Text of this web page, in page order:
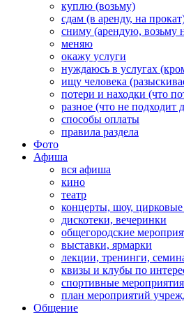
куплю (возьму)
сдам (в аренду, на
сниму (арендую, возьму
меняю
окажу услуги
нуждаюсь в услугах
ищу человека
потери и находки (что
разное (что не подходит
способы оплаты
правила раздела
Фото
Афиша
вся афиша
кино
театр
концерты, шоу,
дискотеки, вечеринки
общегородские
выставки, ярмарки
лекции, тренинги,
квизы и клубы по
спортивные мероприятия
план мероприятий
Общение